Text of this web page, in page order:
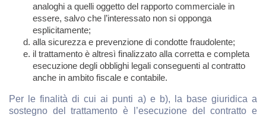
analoghi a quelli oggetto del rapporto commerciale in
essere, salvo che l’interessato non si opponga
esplicitamente;
alla sicurezza e prevenzione di condotte fraudolente;
il trattamento è altresì finalizzato alla corretta e completa
esecuzione degli obblighi legali conseguenti al contratto
anche in ambito fiscale e contabile.
Per le finalità di cui ai punti a) e b), la base giuridica a
sostegno del trattamento è l’esecuzione del contratto e